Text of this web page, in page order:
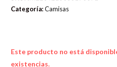
Categoría:Camisas
Este producto no está
existencias.